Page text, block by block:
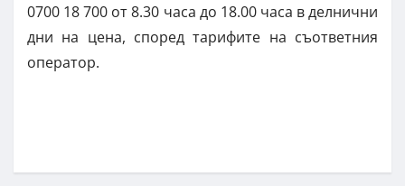
0700 18 700 от 8.30 часа до 18.00 часа в делнични
дни на цена, според тарифите на съответния
оператор.